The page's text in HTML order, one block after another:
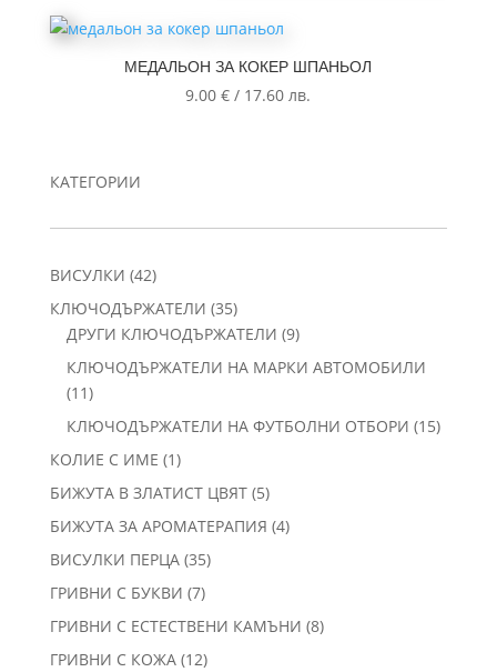
МЕДАЛЬОН ЗА КОКЕР ШПАНЬОЛ
9.00€ / 17.60лв.
КАТЕГОРИИ
ВИСУЛКИ 4242
продукта
КЛЮЧОДЪРЖАТЕЛИ 3535
продукта
ДРУГИ КЛЮЧОДЪРЖАТЕЛИ 99
продукта
КЛЮЧОДЪРЖАТЕЛИ НА МАРКИ АВТОМОБИЛИ
1111
продукта
КЛЮЧОДЪРЖАТЕЛИ НА ФУТБОЛНИ ОТБОРИ 1515
КОЛИЕ С ИМЕ 11
продукт
БИЖУТА В ЗЛАТИСТ ЦВЯТ 55
продукта
БИЖУТА ЗА АРОМАТЕРАПИЯ 44
ВИСУЛКИ ПЕРЦА 3535
ГРИВНИ С БУКВИ 77
продукта
ГРИВНИ С ЕСТЕСТВЕНИ КАМЪНИ 88
ГРИВНИ С КОЖА 1212